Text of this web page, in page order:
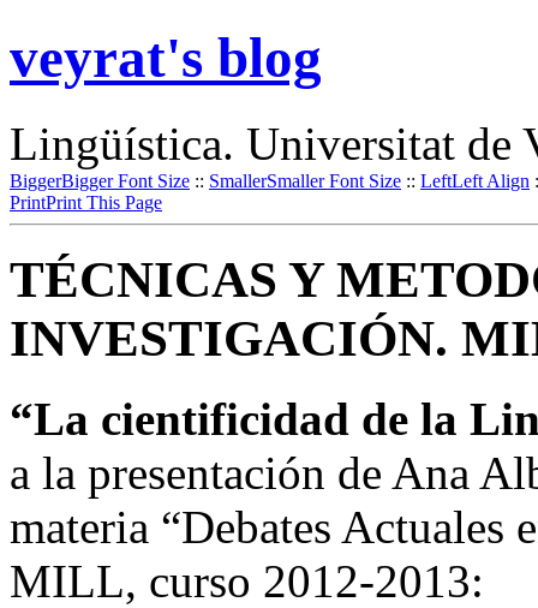
veyrat's blog
Lingüística. Universitat de
BiggerBigger Font Size :: SmallerSmaller Font Size :: LeftLeft Align
PrintPrint This Page
TÉCNICAS Y
INVESTIGACIÓN.
“La cientificidad de la
a la presentación de Ana
materia “Debates Actuales
MILL, curso 2012-2013: